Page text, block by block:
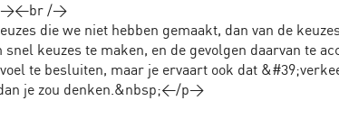
/>
die we niet hebben gemaakt, dan van de
keuzes te maken, en de gevolgen daarvan te
te besluiten, maar je ervaart ook dat
je zou denken.&nbsp;</p>